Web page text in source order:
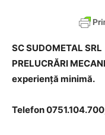
SC SUDOMETAL
PRELUCRĂRI
experiență minimă.
Telefon